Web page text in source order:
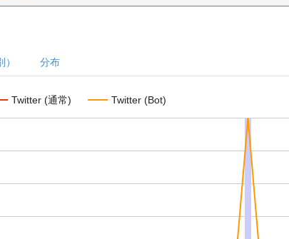
分布
Twitter (通常) Twitter (Bot)